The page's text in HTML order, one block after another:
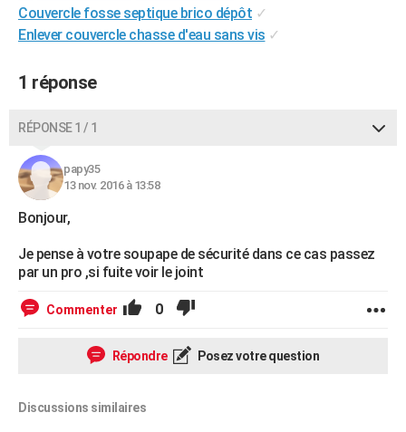
Destinations
City break
Voyage nature
Voyage de noces
Forum
Climat
+PHOTO
BONS PLANS
CARTE DE VOEUX
Carte de Noël
Carte Bonne année
Carte Saint-Valentin
Carte Pâques
Carte d'anniversaire
DICTIONNAIRE
Dictionnaire
Biographies
Citations
Expressions
Proverbes
S'inscrire
Se connecter
Lycées
Collèges
Primaires
Universités
Entreprises
Service militaire
Avis de recherche
AVIS DE DÉCÈS
FORUM
Couvercle fosse septique brico dépôt ✓
Enlever couvercle chasse d'eau sans vis ✓
1 réponse
RÉPONSE 1 / 1
papy35
13 nov. 2016 à 13:58
Bonjour,
Je pense à votre soupape de sécurité dans ce cas passez
par un pro ,si fuite voir le joint
Commenter 0
Répondre Posez votre question
Discussions similaires